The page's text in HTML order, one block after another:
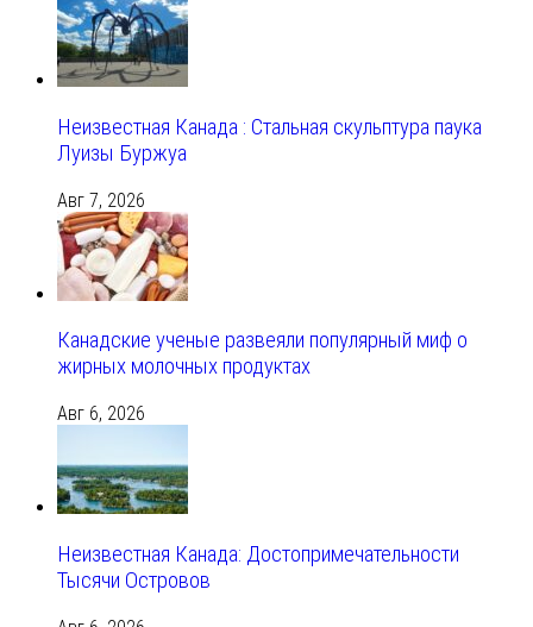
Неизвестная Канада : Стальная скульптура паука
Луизы Буржуа
Авг 7, 2026
Канадские ученые развеяли популярный миф о
жирных молочных продуктах
Авг 6, 2026
Неизвестная Канада: Достопримечательности
Тысячи Островов